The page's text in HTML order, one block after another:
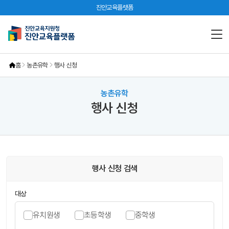
진안교육플랫폼
홈 농촌유학 행사 신청
농촌유학
행사 신청
행사 신청 검색
대상
유치원생 초등학생
중학생